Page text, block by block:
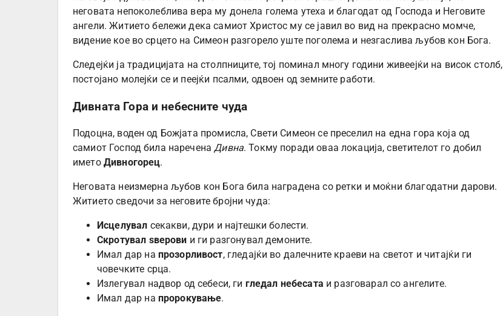
неговата непоколеблива вера му донела голема утеха и благодат од Господа и Неговите
ангели. Житието бележи дека самиот Христос му се јавил во вид на прекрасно момче,
видение кое во срцето на Симеон разгорело уште поголема и незгаслива љубов кон Бога.
Следејќи ја традицијата на столпниците, тој поминал многу години живеејќи на висок столб,
постојано молејќи се и пеејќи псалми, одвоен од земните работи.
Дивната Гора и небесните чуда
Подоцна, воден од Божјата промисла, Свети Симеон се преселил на една гора која од
самиот Господ била нареченаДивна. Токму поради оваа локација, светителот го добил
името Дивногорец.
Неговата неизмерна љубов кон Бога била наградена со ретки и моќни благодатни дарови.
Житието сведочи за неговите бројни чуда:
Исцелувал секакви, дури и најтешки болести.
Скротувал ѕверови и ги разгонувал демоните.
Имал дар на прозорливост, гледајќи во далечните краеви на светот и читајќи ги
човечките срца.
Излегувал надвор од себеси, ги гледал небесата и разговарал со ангелите.
Имал дар на пророкување.